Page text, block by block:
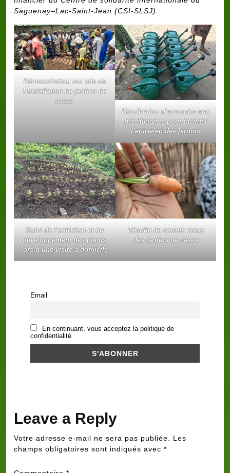
Saguenay–Lac-Saint-Jean (CSI-SLSJ).
Démonstration sur site de
l’installation de jardins de
cases
Distribution d’arrosoirs aux
bénéficiaires pour faciliter
l’entretien des jardins
Suivi de l’entretien et du
développement des plants
lors d’une visite à domicile
Récolte de carotte issue
des jardins de cases
Email
En continuant, vous acceptez la politique de
confidentialité
Leave a Reply
Votre adresse e-mail ne sera pas publiée.
Les
champs obligatoires sont indiqués avec *